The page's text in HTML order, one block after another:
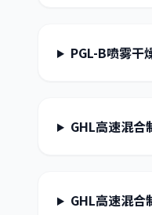
PGL-B喷雾干
GHL高速混合
GHL高速混合